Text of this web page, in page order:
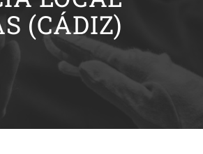
(CÁDIZ)